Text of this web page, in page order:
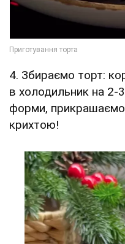
4. Збираємо торт:
в холодильник на 2-
форми,
крихтою!